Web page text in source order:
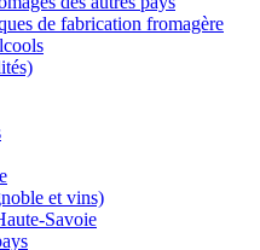
de fabrication fromagère
et vins)
Savoie